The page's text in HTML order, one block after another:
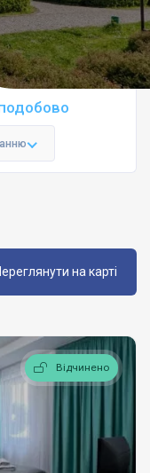
на карті
Відчинено